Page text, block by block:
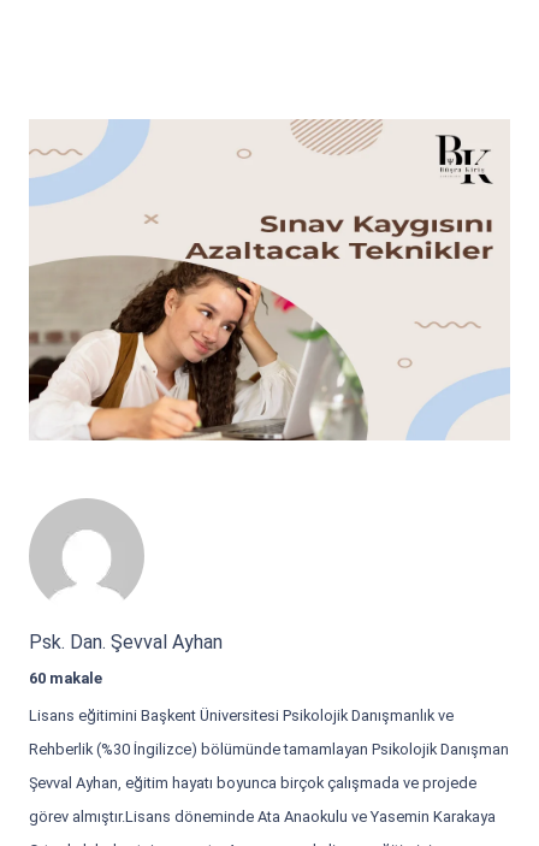
Psk. Dan. Şevval Ayhan
60 makale
Lisans eğitimini Başkent Üniversitesi Psikolojik Danışmanlık ve
Rehberlik (%30 İngilizce) bölümünde tamamlayan Psikolojik Danışman
Şevval Ayhan, eğitim hayatı boyunca birçok çalışmada ve projede
görev almıştır.Lisans döneminde Ata Anaokulu ve Yasemin Karakaya